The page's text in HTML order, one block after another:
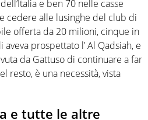
e ben 70 nelle casse
cedere alle lusinghe del club di
offerta da 20 milioni, cinque in
prospettato l’ Al Qadsiah, e
da Gattuso di continuare a far
resto, è una necessità, vista
e tutte le altre